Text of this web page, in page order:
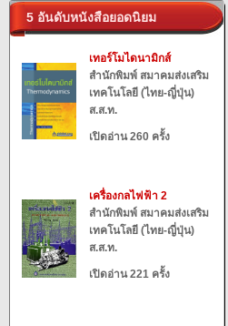
5 อันดับหนังสือยอดนิยม
เทอร์โมไดนามิกส์
สำนักพิมพ์ สมาคมส่งเสริม
เทคโนโลยี (ไทย-ญี่ปุ่น)
ส.ส.ท.
เปิดอ่าน 260 ครั้ง
เครื่องกลไฟฟ้า 2
สำนักพิมพ์ สมาคมส่งเสริม
เทคโนโลยี (ไทย-ญี่ปุ่น)
ส.ส.ท.
เปิดอ่าน 221 ครั้ง